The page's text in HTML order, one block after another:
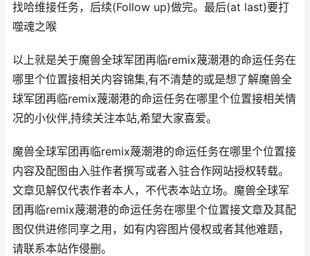
找哈维接任务，后续(Follow up)做完。最后(at last)要打
噬魂之喉
以上就是关于魔兽全球军团再临remix蔑潮港的命运任务在
哪里个位置接相关内容锦集,有不清楚的或是想了解魔兽全
球军团再临remix蔑潮港的命运任务在哪里个位置接相关情
况的小伙伴,持续关注本站,希望大家喜爱。
魔兽全球军团再临remix蔑潮港的命运任务在哪里个位置接
内容及配图由入驻作者撰写或者入驻合作网站授权转载。
文章见解仅代表作者本人，不代表本站立场。魔兽全球军
团再临remix蔑潮港的命运任务在哪里个位置接文章及其配
图仅供进修同享之用，如有内容图片侵权或者其他难题，
请联系本站作侵删。